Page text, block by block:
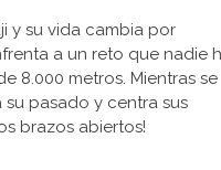
y su vida cambia por
a un reto que nadie
8.000 metros. Mientras se
su pasado y centra sus
brazos abiertos!